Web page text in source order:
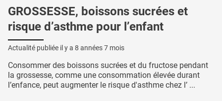
GROSSESSE, boissons sucrées et
risque d’asthme pour l’enfant
Actualité publiée il y a 8 années 7 mois
Consommer des boissons sucrées et du fructose pendant
la grossesse, comme une consommation élevée durant
l’enfance, peut augmenter le risque d'asthme chez l’ ...